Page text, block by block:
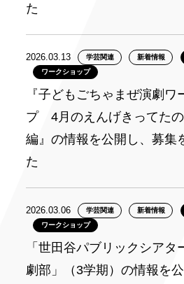
た
2026.03.13 学芸関連 新着情報
ワークショップ
『子どもごちゃまぜ演劇ワ
プ 4月のえんげきってたの
編』の情報を公開し、募集
た
2026.03.06 学芸関連 新着情報
ワークショップ
「世田谷パブリックシアタ
劇部」（3学期）の情報を